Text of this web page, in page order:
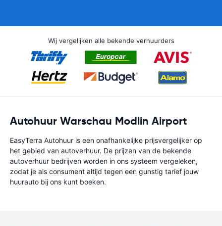
Wij vergelijken alle bekende verhuurders
Autohuur Warschau Modlin Airport
EasyTerra Autohuur is een onafhankelijke prijsvergelijker op
het gebied van autoverhuur. De prijzen van de bekende
autoverhuur bedrijven worden in ons systeem vergeleken,
zodat je als consument altijd tegen een gunstig tarief jouw
huurauto bij ons kunt boeken.